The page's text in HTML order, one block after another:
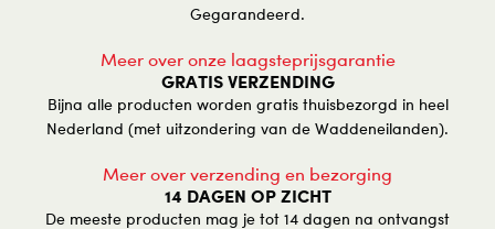
Gegarandeerd.
Meer over onze laagsteprijsgarantie
GRATIS VERZENDING
Bijna alle producten worden gratis thuisbezorgd in heel
Nederland (met uitzondering van de Waddeneilanden).
Meer over verzending en bezorging
14 DAGEN OP ZICHT
De meeste producten mag je tot 14 dagen na ontvangst